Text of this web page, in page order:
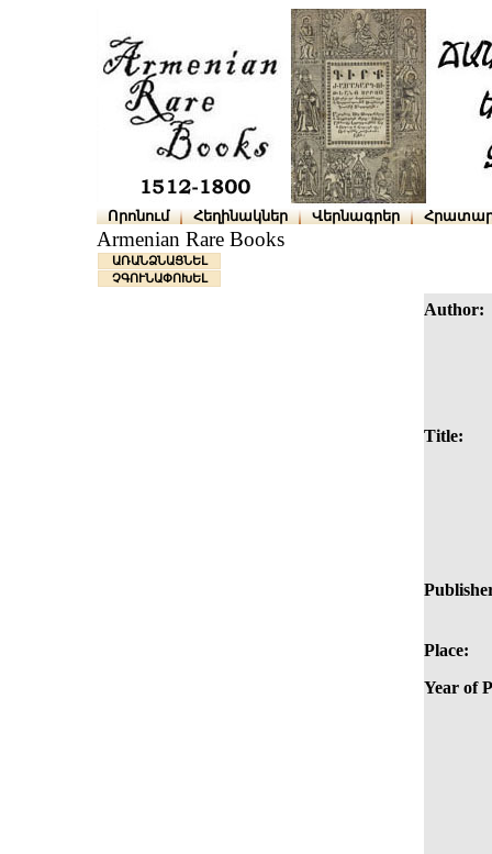
Որոնում Հեղինակներ Վերնագրեր
Armenian Rare Books
ԱՌԱՆՁՆԱՑՆԵԼ
ՉԳՈՒՆԱՓՈԽԵԼ
Author:
Title:
Place:
Year of